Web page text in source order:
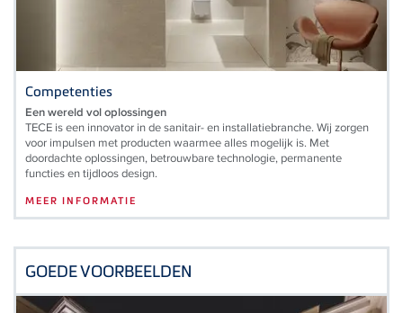
Competenties
Een wereld vol oplossingen
TECE is een innovator in de sanitair- en installatiebranche. Wij zorgen
voor impulsen met producten waarmee alles mogelijk is. Met
doordachte oplossingen, betrouwbare technologie, permanente
functies en tijdloos design.
MEER INFORMATIE
GOEDE VOORBEELDEN